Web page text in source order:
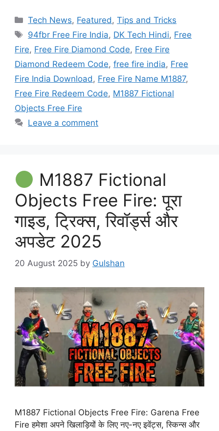
Categories
Tech News, Featured,Tips and Tricks
Tags
94fbr Free Fire India, DK Tech Hindi, Free
Fire, Free Fire Diamond Code, Free Fire
Diamond Redeem Code, free fire india, Free
Fire India Download, Free Fire Name M1887,
Free Fire Redeem Code, M1887 Fictional
Objects Free Fire
Leave a comment
M1887 Fictional
Objects Free Fire: पूरा
गाइड, ट्रिक्स, रिवॉर्ड्स और
अपडेट 2025
20 August 2025 by Gulshan
M1887 Fictional Objects Free Fire: Garena Free
Fire हमेशा अपने खिलाड़ियों के लिए नए-नए इवेंट्स, स्किन्स और